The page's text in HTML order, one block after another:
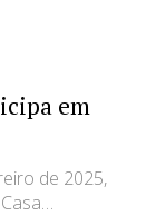
em
de 2025,